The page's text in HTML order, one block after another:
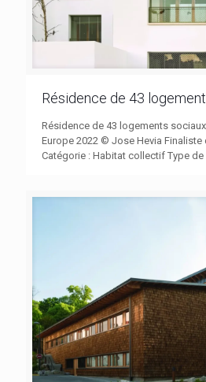
Résidence de 43
Résidence de 43 logements
Europe 2022 © Jose Hevia Finaliste
Catégorie : Habitat collectif Type de